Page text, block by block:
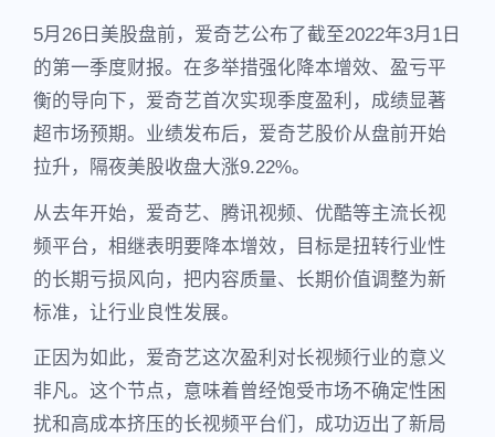
5月26日美股盘前，爱奇艺公布了截至2022年3月1日
的第一季度财报。在多举措强化降本增效、盈亏平
衡的导向下，爱奇艺首次实现季度盈利，成绩显著
超市场预期。业绩发布后，爱奇艺股价从盘前开始
拉升，隔夜美股收盘大涨9.22%。
从去年开始，爱奇艺、腾讯视频、优酷等主流长视
频平台，相继表明要降本增效，目标是扭转行业性
的长期亏损风向，把内容质量、长期价值调整为新
标准，让行业良性发展。
正因为如此，爱奇艺这次盈利对长视频行业的意义
非凡。这个节点，意味着曾经饱受市场不确定性困
扰和高成本挤压的长视频平台们，成功迈出了新局